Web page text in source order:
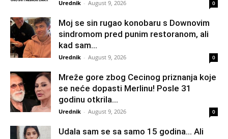
Urednik - August 9, 2026 0
Moj se sin rugao konobaru s Downovim
sindromom pred punim restoranom, ali
kad sam...
Urednik - August 9, 2026 0
Mreže gore zbog Cecinog priznanja koje
se neće dopasti Merlinu! Posle 31
godinu otkrila...
Urednik - August 9, 2026 0
Udala sam se sa samo 15 godina… Ali